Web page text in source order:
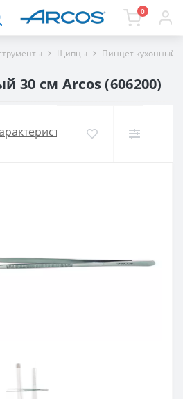
0
Щипцы Пинцет кухонный
30 см Arcos (606200)
Доставка и